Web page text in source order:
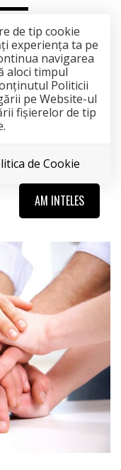
de tip cookie
experiența ta pe
navigarea
aloci timpul
Politicii
pe Website-ul
fişierelor de tip
de Cookie
AM INTELES